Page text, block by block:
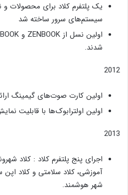
یک پلتفرم کلاد برای محصولات و
سیستم‌های سرور ساخته شد
شدند.
2012
اولین کارت صوت‌های گیمینگ
اولین اولترابوک‌ها با قابلیت
2013
اجرای پنج پلتفرم کلاد : کلاد
آموزشی، کلاد سلامتی و کلاد
شهر هوشمند.